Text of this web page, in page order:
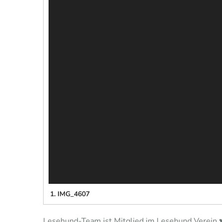
1. IMG_4607